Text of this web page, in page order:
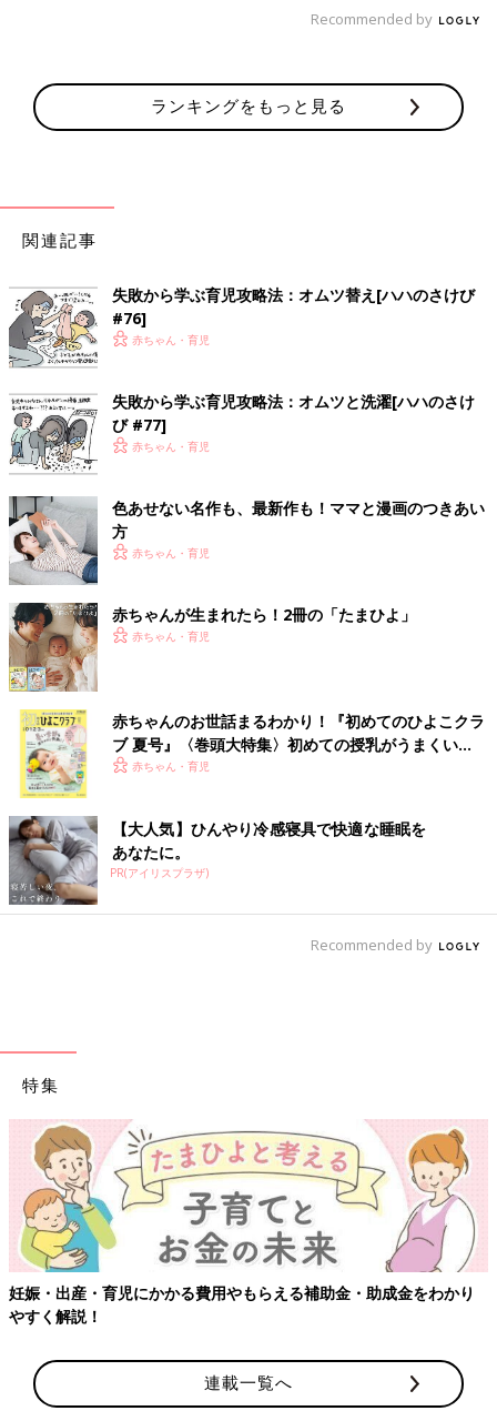
Recommended by
ランキングをもっと見る
関連記事
失敗から学ぶ育児攻略法：オムツ替え[ハハのさけび
#76]
赤ちゃん・育児
失敗から学ぶ育児攻略法：オムツと洗濯[ハハのさけ
び #77]
赤ちゃん・育児
色あせない名作も、最新作も！ママと漫画のつきあい
方
赤ちゃん・育児
赤ちゃんが生まれたら！2冊の「たまひよ」
赤ちゃん・育児
赤ちゃんのお世話まるわかり！『初めてのひよこクラ
ブ 夏号』〈巻頭大特集〉初めての授乳がうまくい
く！ おっぱい・ミルクの基本と夏のトラブル 解決テ
赤ちゃん・育児
【大人気】ひんやり冷感寝具で快適な睡眠を
あなたに。
PR(アイリスプラザ)
Recommended by
特集
妊娠・出産・育児にかかる費用やもらえる補助金・助成金をわかり
やすく解説！
連載一覧へ